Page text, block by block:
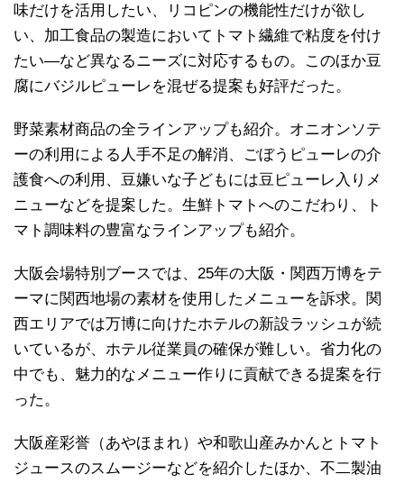
味だけを活用したい、リコピンの機能性だけが欲し
い、加工食品の製造においてトマト繊維で粘度を付け
たい―など異なるニーズに対応するもの。このほか豆
腐にバジルピューレを混ぜる提案も好評だった。
野菜素材商品の全ラインアップも紹介。オニオンソテ
ーの利用による人手不足の解消、ごぼうピューレの介
護食への利用、豆嫌いな子どもには豆ピューレ入りメ
ニューなどを提案した。生鮮トマトへのこだわり、ト
マト調味料の豊富なラインアップも紹介。
大阪会場特別ブースでは、25年の大阪・関西万博をテ
ーマに関西地場の素材を使用したメニューを訴求。関
西エリアでは万博に向けたホテルの新設ラッシュが続
いているが、ホテル従業員の確保が難しい。省力化の
中でも、魅力的なメニュー作りに貢献できる提案を行
った。
大阪産彩誉（あやほまれ）や和歌山産みかんとトマト
ジュースのスムージーなどを紹介したほか、不二製油